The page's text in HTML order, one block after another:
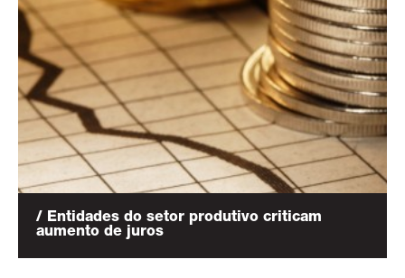
/ Entidades do setor produtivo criticam
aumento de juros